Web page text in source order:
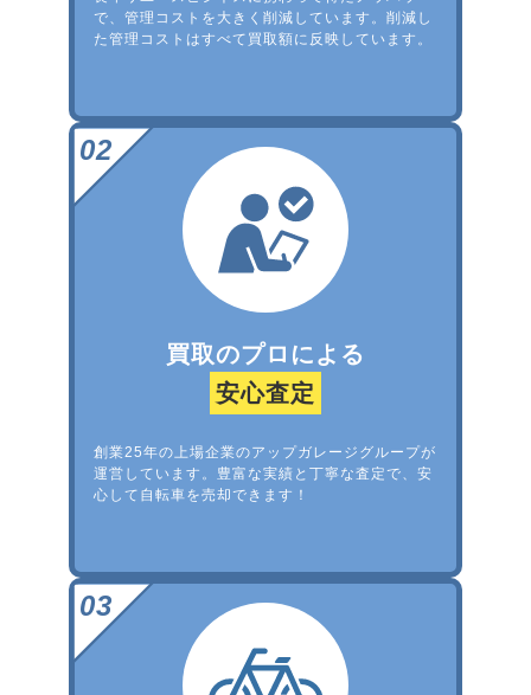
で、管理コストを大きく削減しています。削減し
た管理コストはすべて買取額に反映しています。
買取のプロによる
安心査定
創業25年の上場企業のアップガレージグループが
運営しています。豊富な実績と丁寧な査定で、安
心して自転車を売却できます！